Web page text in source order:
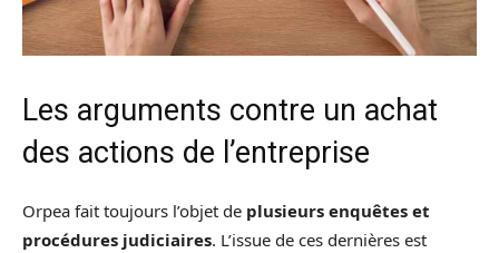
Les arguments contre un achat
des actions de l’entreprise
Orpea fait toujours l’objet de plusieurs enquêtes et
procédures judiciaires. L’issue de ces dernières est